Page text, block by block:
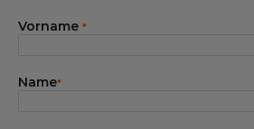
Online-Kostenvoranschlag
Die Marke
Vorname *
Name*